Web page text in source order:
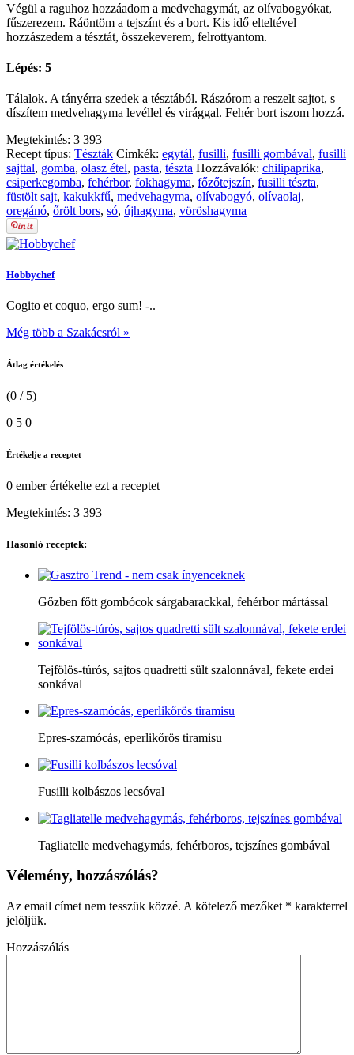
Végül a raguhoz hozzáadom a medvehagymát, az olívabogyókat,
fűszerezem. Ráöntöm a tejszínt és a bort. Kis idő elteltével
hozzászedem a tésztát, összekeverem, felrottyantom.
Lépés: 5
Tálalok. A tányérra szedek a tésztából. Rászórom a reszelt sajtot, s
díszítem medvehagyma levéllel és virággal. Fehér bort iszom hozzá.
Megtekintés: 3 393
Recept típus: Tészták Címkék: egytál, fusilli, fusilli gombával, fusilli
sajttal, gomba, olasz étel, pasta, tészta Hozzávalók: chilipaprika,
csiperkegomba, fehérbor, fokhagyma, főzőtejszín, fusilli tészta,
füstölt sajt, kakukkfű, medvehagyma, olívabogyó, olívaolaj,
oregánó, őrölt bors, só, újhagyma, vöröshagyma
Hobbychef
Cogito et coquo, ergo sum! -..
Még több a Szakácsról »
Átlag értékelés
(0 / 5)
0 5 0
Értékelje a receptet
0 emberértékelte ezt a receptet
Megtekintés: 3 393
Hasonló receptek:
Gőzben főtt gombócok sárgabarackkal, fehérbor mártással
Tejfölös-túrós, sajtos quadretti sült szalonnával, fekete erdei
sonkával
Epres-szamócás, eperlikőrös tiramisu
Fusilli kolbászos lecsóval
Tagliatelle medvehagymás, fehérboros, tejszínes gombával
Vélemény, hozzászólás?
Az email címet nem tesszük közzé. A kötelező mezőket * karakterrel
jelöljük.
Hozzászólás